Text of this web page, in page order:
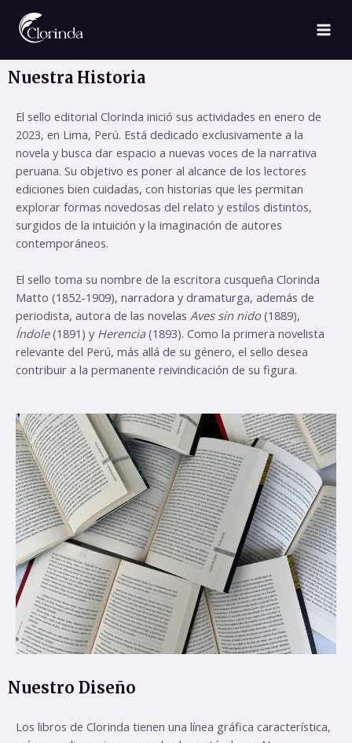
Nuestra Historia
El sello editorial Clorinda inició sus actividades en enero de
2023, en Lima, Perú. Está dedicado exclusivamente a la
novela y busca dar espacio a nuevas voces de la narrativa
peruana. Su objetivo es poner al alcance de los lectores
ediciones bien cuidadas, con historias que les permitan
explorar formas novedosas del relato y estilos distintos,
surgidos de la intuición y la imaginación de autores
contemporáneos.
El sello toma su nombre de la escritora cusqueña Clorinda
Matto (1852-1909), narradora y dramaturga, además de
periodista, autora de las novelas Aves sin nido (1889),
Índole(1891) y Herencia(1893). Como la primera novelista
relevante del Perú, más allá de su género, el sello desea
contribuir a la permanente reivindicación de su figura.
Nuestro Diseño
Los libros de Clorinda tienen una línea gráfica característica,